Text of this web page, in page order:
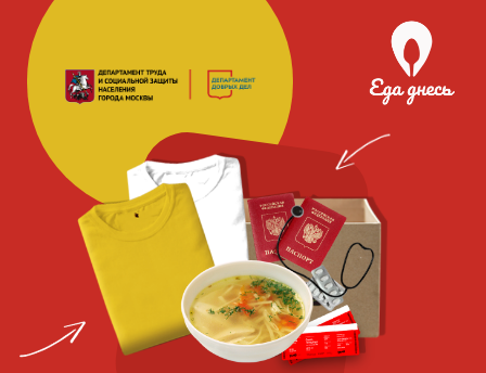
Благотворительная